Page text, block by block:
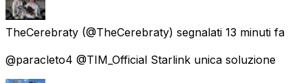
TheCerebraty (@TheCerebraty) segnalati 13 minuti fa
@paracleto4 @TIM_Official Starlink unica soluzione